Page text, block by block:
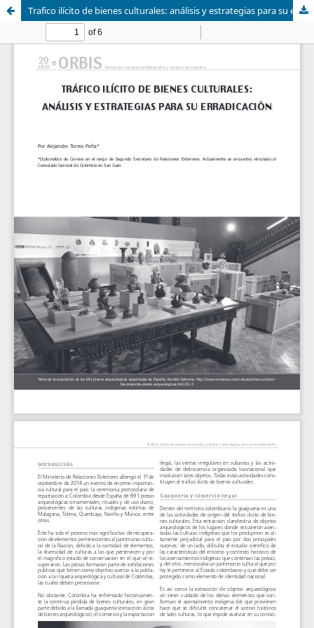
Trafico ilícito de bienes culturales: análisis y estrategias para su erradicación